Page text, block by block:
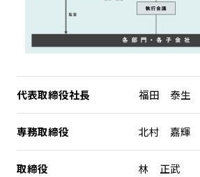
代表取締役社長 福田 泰生
専務取締役 北村 嘉輝
取締役 林 正武